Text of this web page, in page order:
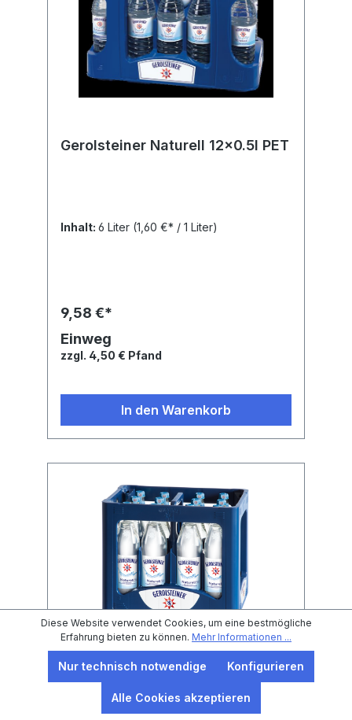
Gerolsteiner Naturell 12x0.5l PET
Inhalt: 6 Liter (1,60 €* / 1 Liter)
9,58 €*
Einweg
zzgl. 4,50 € Pfand
In den Warenkorb
Gerolsteiner Naturell 12x0.75l
Diese Website verwendet Cookies, um eine bestmögliche
Erfahrung bieten zu können. Mehr Informationen ...
Nur technisch notwendige Konfigurieren
Alle Cookies akzeptieren